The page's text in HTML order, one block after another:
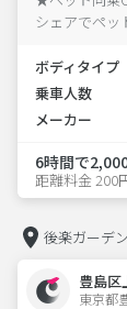
シェアでペ
ボディタイプ
乗車人数
メーカー
6時間で
距離料金 200
後楽ガーデ
豊島区
東京都